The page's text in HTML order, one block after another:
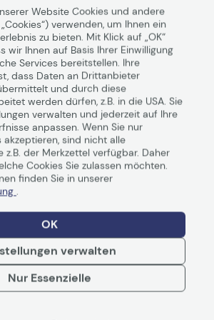
PDF-Datenblatt
OKI
46471114
OKI - Magenta - Original
- Tonerpatrone
Tonerpatrone
Weiterlesen
Website Cookies und andere
verwenden, um Ihnen ein
zu bieten. Mit Klick auf „OK“
wir Ihnen auf Basis Ihrer Einwilligung
Services bereitstellen. Ihre
dass Daten an Drittanbieter
und durch diese
werden dürfen, z.B. in die USA. Sie
verwalten und jederzeit auf Ihre
anpassen. Wenn Sie nur
akzeptieren, sind nicht alle
z.B. der Merkzettel verfügbar. Daher
Cookies Sie zulassen möchten.
finden Sie in unserer
.
OK
verwalten
Nur Essenzielle